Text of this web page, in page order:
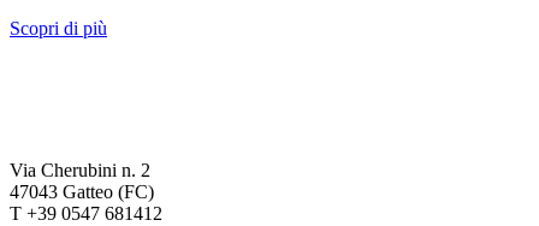
Scopri di più
Via Cherubini n. 2
47043 Gatteo (FC)
T +39 0547 681412